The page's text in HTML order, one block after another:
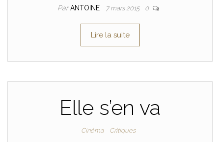
ParANTOINE 7 mars 2015 0
Lire la suite
Elle s’en va
Cinéma Critiques